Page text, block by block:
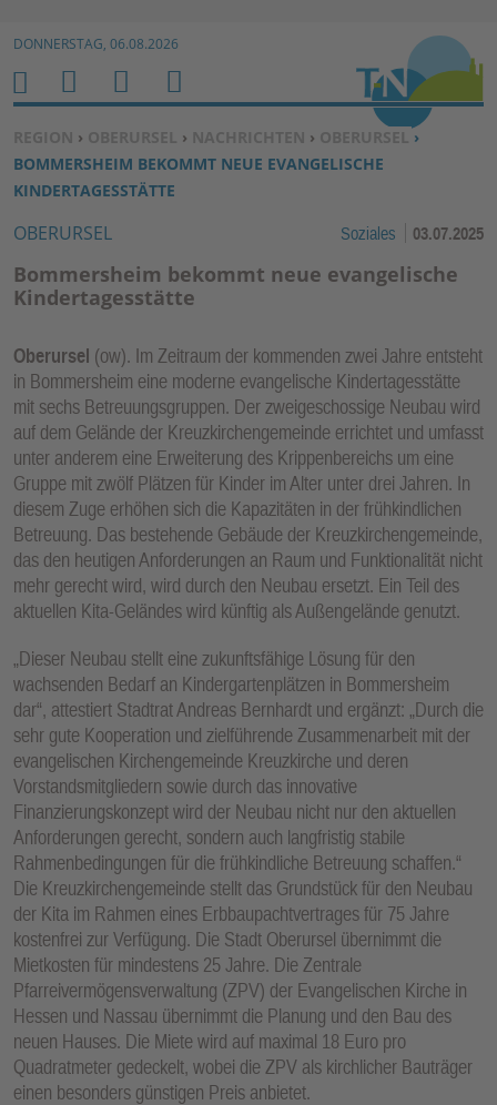
Zum Inhalt springen ↓
DONNERSTAG, 06.08.2026
SIE BEFINDEN SICH HIER:
REGION › OBERURSEL › NACHRICHTEN › OBERURSEL ›
BOMMERSHEIM BEKOMMT NEUE EVANGELISCHE
KINDERTAGESSTÄTTE
OBERURSEL Soziales 03.07.2025
Bommersheim bekommt neue evangelische
Kindertagesstätte
Oberursel (ow). Im Zeitraum der kommenden zwei Jahre entsteht
in Bommersheim eine moderne evangelische Kindertagesstätte
mit sechs Betreuungsgruppen. Der zweigeschossige Neubau wird
auf dem Gelände der Kreuzkirchengemeinde errichtet und umfasst
unter anderem eine Erweiterung des Krippenbereichs um eine
Gruppe mit zwölf Plätzen für Kinder im Alter unter drei Jahren. In
diesem Zuge erhöhen sich die Kapazitäten in der frühkindlichen
Betreuung. Das bestehende Gebäude der Kreuzkirchengemeinde,
das den heutigen Anforderungen an Raum und Funktionalität nicht
mehr gerecht wird, wird durch den Neubau ersetzt. Ein Teil des
aktuellen Kita-Geländes wird künftig als Außengelände genutzt.
„Dieser Neubau stellt eine zukunftsfähige Lösung für den
wachsenden Bedarf an Kindergartenplätzen in Bommersheim
dar“, attestiert Stadtrat Andreas Bernhardt und ergänzt: „Durch die
sehr gute Kooperation und zielführende Zusammenarbeit mit der
evangelischen Kirchengemeinde Kreuzkirche und deren
Vorstandsmitgliedern sowie durch das innovative
Finanzierungskonzept wird der Neubau nicht nur den aktuellen
Anforderungen gerecht, sondern auch langfristig stabile
Rahmenbedingungen für die frühkindliche Betreuung schaffen.“
Die Kreuzkirchengemeinde stellt das Grundstück für den Neubau
der Kita im Rahmen eines Erbbaupachtvertrages für 75 Jahre
kostenfrei zur Verfügung. Die Stadt Oberursel übernimmt die
Mietkosten für mindestens 25 Jahre. Die Zentrale
Pfarreivermögensverwaltung (ZPV) der Evangelischen Kirche in
Hessen und Nassau übernimmt die Planung und den Bau des
neuen Hauses. Die Miete wird auf maximal 18 Euro pro
Quadratmeter gedeckelt, wobei die ZPV als kirchlicher Bauträger
einen besonders günstigen Preis anbietet.
H
O
M
E
M
E
N
U
S
U
C
H
B
E
N
U
E
R
U
N
K
TI
O
N
E
N